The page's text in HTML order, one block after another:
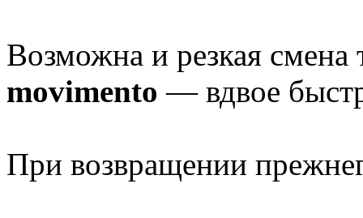
Возможна и резкая
movimento— вдвое
При возвращении